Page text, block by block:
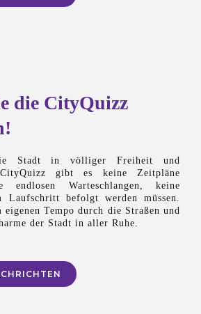
die CityQuizz
Stadt in völliger Freiheit und
gibt es keine Zeitpläne
endlosen Warteschlangen, keine
Laufschritt befolgt werden müssen.
Tempo durch die Straßen und
der Stadt in aller Ruhe.